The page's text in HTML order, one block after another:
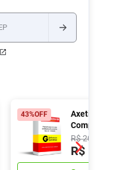
43%OFF
Comprimidos
Ranbaxy
R$205
R$